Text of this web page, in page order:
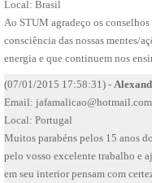
Local: Brasil
Ao STUM agradeço os
consciência das nossas mentes/
energia e que continuem nos
(07/01/2015 17:58:31) -
Email: jafamalicao@hotmail.com
Local: Portugal
Muitos parabéns pelos 15 anos
pelo vosso excelente trabalho e
em seu interior pensam com